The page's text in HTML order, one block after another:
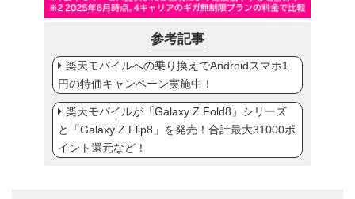
参考記事
楽天モバイルへの乗り換えでAndroidスマホ1
円の特価キャンペーン実施中！
楽天モバイルが「Galaxy Z Fold8」シリーズ
と「Galaxy Z Flip8」を発売！合計最大31000ポ
イント還元など！